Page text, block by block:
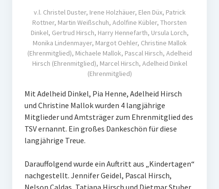
v.l. Christel Duster, Irene Holzhäuer, Elen Düx, Patrick
Rottner, Martin Weißschuh, Adolfine Kübler, Thorsten
Dinkel, Gertrud Hirsch, Harry Hennefarth, Ursula Lorch,
Monika Lindenmayer, Margot Oehler, Christine Mallok
(Ehrenmitglied), Michaele Mallok, Pascal Hirsch, Adelheid
Hirsch (Ehrenmitglied), Marcel Hirsch, Adelheid Dinkel
(Ehrenmitglied)
Mit Adelheid Dinkel, Pia Henne, Adelheid Hirsch
und Christine Mallok wurden 4 langjährige
Mitglieder und Amtsträger zum Ehrenmitglied des
TSV ernannt. Ein großes Dankeschön für diese
langjährige Treue.
Darauffolgend wurde ein Auftritt aus „Kindertagen“
nachgestellt. Jennifer Geidel, Pascal Hirsch,